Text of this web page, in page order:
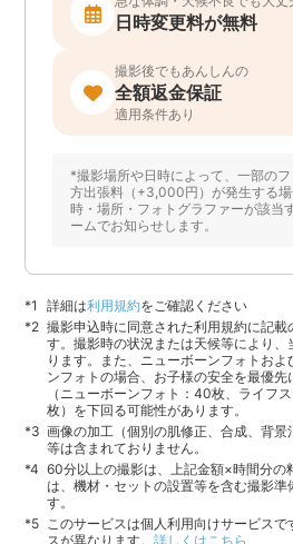
日時変更料が無料
撮影後でもあんしんの
全額返金保証
適用条件あり
*撮影場所や日時によって、一部の
方出張料（+3,000円）が発生する
時・場所・フォトグラファーが該当
ームでお知らせします。
詳細は利用規約をご確認ください
撮影申込時に同意された利用規約に記載
す。撮影時の状況または天候等により
ります。また、ニューボーンフォトお
ンフォトの場合、お子様の安全を最優
（ニューボーンフォト：40枚、ライフ
枚）を下回る可能性があります。
画像の加工（個別の肌修正、合成、背
等は含まれておりません。
60分以上の撮影は、上記金額×時間分の
は、機材・セットの設置等を含む撮影
す。
このサービスは個人利用向けサービス
スが異なります。詳しくはこちら